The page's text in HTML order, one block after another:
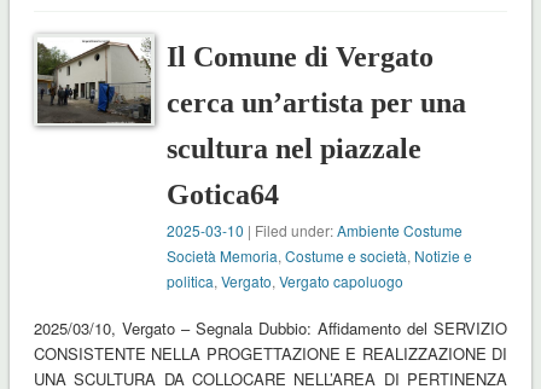
Il Comune di Vergato
cerca un’artista per una
scultura nel piazzale
Gotica64
2025-03-10 | Filed under:Ambiente Costume
Società Memoria,Costume e società, Notizie e
politica,Vergato,Vergato capoluogo
2025/03/10, Vergato – Segnala Dubbio: Affidamento del SERVIZIO
CONSISTENTE NELLA PROGETTAZIONE E REALIZZAZIONE DI
UNA SCULTURA DA COLLOCARE NELL’AREA DI PERTINENZA